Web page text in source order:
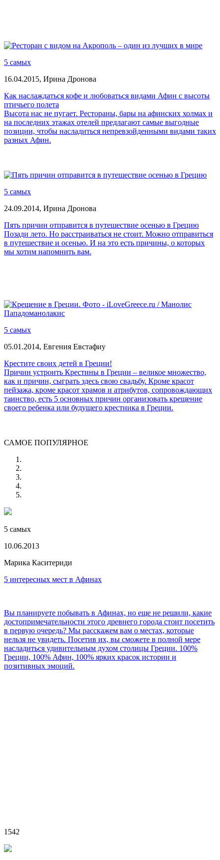
5 самых
16.04.2015, Ирина Дронова
Как наслаждаться кофе и любоваться видами Афин с высоты
птичьего полета
Высота нас не пугает. Рестораны, бары на афинских холмах и
на последних этажах отелей предлагают самые выгодные
позиции, чтобы насладиться непревзойденными видами таких
разных Афин.
5 самых
24.09.2014, Ирина Дронова
Пять причин отправится в путешествие осенью в Грецию
Позади лето. Но расстраиваться не стоит. Можно отправиться
в путешествие и осенью. И на это есть причины, о которых
мы хотим напомнить вам.
5 самых
05.01.2014, Евгения Евстафиу
Крестите своих детей в Греции!
Причин устроить Крестины в Греции – великое множество,
как и причин, сыграть здесь свою свадьбу. Кроме красот
пейзажа, кроме красот храмов и атрибутов, сопровождающих
таинство, есть 5 основных причин организовать крещение
своего ребенка или будущего крестника в Греции.
САМОЕ ПОПУЛЯРНОЕ
5 самых
10.06.2013
Марика Каситериди
5 интересных мест в Афинах
Вы планируете побывать в Афинах, но еще не решили, какие
достопримечательности этого древнего города стоит посетить
в первую очередь? Мы расскажем вам о местах, которые
нельзя не увидеть. Посетив их, вы сможете в полной мере
насладиться удивительным духом столицы Греции. 100%
Греции, 100% Афин, 100% ярких красок истории и
позитивных эмоций.
1542